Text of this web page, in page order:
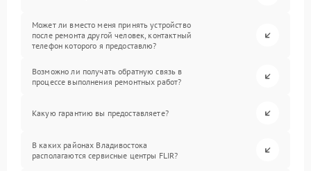
Может ли вместо меня принять устройство
после ремонта другой человек, контактный
телефон которого я предоставлю?
Возможно ли получать обратную связь в
процессе выполнения ремонтных работ?
Какую гарантию вы предоставляете?
В каких районах Владивостока
располагаются сервисные центры FLIR?